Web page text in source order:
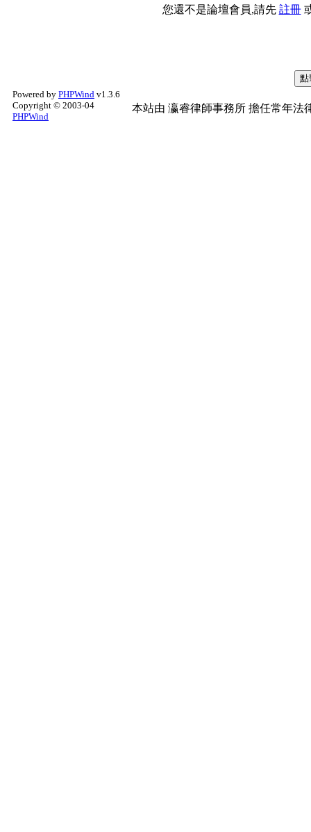
您還不是論壇會員,請先 註冊
Powered by PHPWind v1.3.6
Copyright © 2003-04
PHPWind
本站由 瀛睿律師事務所 擔任常年法